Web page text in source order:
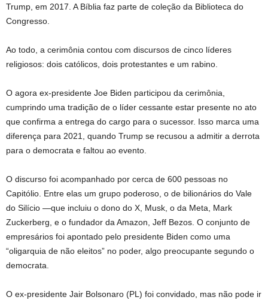
Trump, em 2017. A Bíblia faz parte de coleção da Biblioteca do
Congresso.
Ao todo, a cerimônia contou com discursos de cinco líderes
religiosos: dois católicos, dois protestantes e um rabino.
O agora ex-presidente Joe Biden participou da cerimônia,
cumprindo uma tradição de o líder cessante estar presente no ato
que confirma a entrega do cargo para o sucessor. Isso marca uma
diferença para 2021, quando Trump se recusou a admitir a derrota
para o democrata e faltou ao evento.
O discurso foi acompanhado por cerca de 600 pessoas no
Capitólio. Entre elas um grupo poderoso, o de bilionários do Vale
do Silício —que incluiu o dono do X, Musk, o da Meta, Mark
Zuckerberg, e o fundador da Amazon, Jeff Bezos. O conjunto de
empresários foi apontado pelo presidente Biden como uma
“oligarquia de não eleitos” no poder, algo preocupante segundo o
democrata.
O ex-presidente Jair Bolsonaro (PL) foi convidado, mas não pode ir